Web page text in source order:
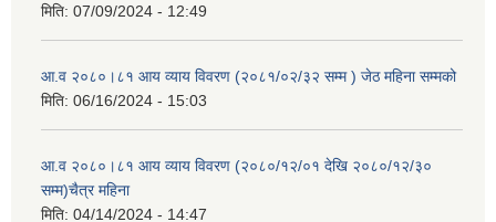
मिति: 07/09/2024 - 12:49
आ.व २०८०।८१ आय व्याय विवरण (२०८१/०२/३२ सम्म ) जेठ महिना सम्मको
मिति: 06/16/2024 - 15:03
आ.व २०८०।८१ आय व्याय विवरण (२०८०/१२/०१ देखि २०८०/१२/३०
सम्म)चैत्र महिना
मिति: 04/14/2024 - 14:47